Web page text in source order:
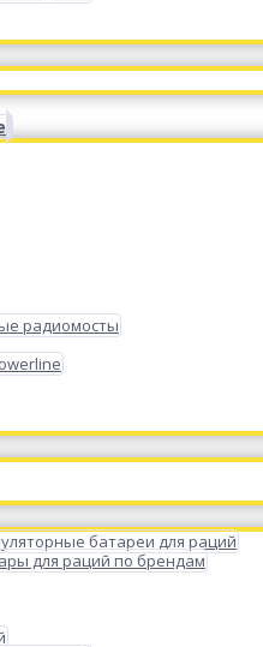
радиомосты
батареи для раций
для раций по брендам